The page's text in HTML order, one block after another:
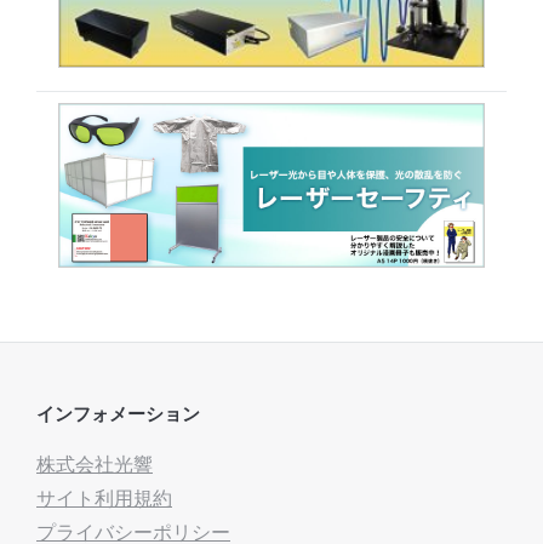
インフォメーション
株式会社光響
サイト利用規約
プライバシーポリシー